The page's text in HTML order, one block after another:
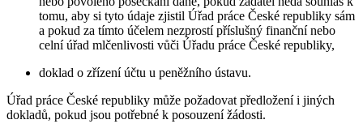
tomu, aby si tyto údaje zjistil Úřad práce České republiky sám
a pokud za tímto účelem nezprostí příslušný finanční nebo
celní úřad mlčenlivosti vůči Úřadu práce České republiky,
doklad o zřízení účtu u peněžního ústavu.
Úřad práce České republiky může požadovat předložení i jiných
dokladů, pokud jsou potřebné k posouzení žádosti.